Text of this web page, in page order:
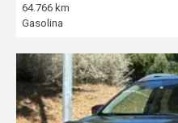
64.766 km
Gasolina